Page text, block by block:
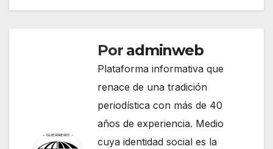
Por adminweb
Plataforma informativa que
renace de una tradición
periodística con más de 40
años de experiencia. Medio
cuya identidad social es la